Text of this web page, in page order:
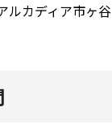
ルカディア市ヶ谷